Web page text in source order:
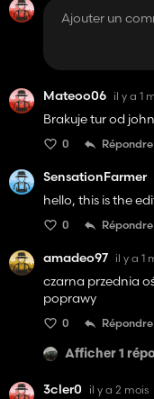
Mateoo06 il y a 1
Brakuje tur od
0 Répondre
SensationFarmer
hello, this is the
0 Répondre
amadeo97 il y a 1
czarna przednia
poprawy
0 Répondre
Afficher 1
3cler0 il y a 2 mois